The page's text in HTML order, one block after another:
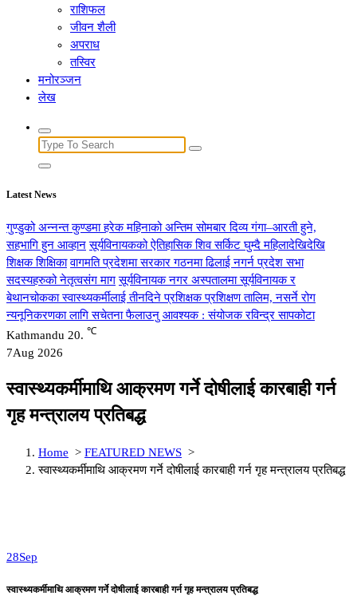
राशिफल
जीवन शैली
अपराध
तस्विर
मनोरञ्जन
लेख
Search
for:
Latest News
गुण्डुको अन्नन्त कुण्डमा हरेक महिनाको अन्तिम सोमबार दिव्य गंगा–आरती हुने,
सहभागि हुन आव्हान सूर्यविनायकको ऐतिहासिक शिव सर्किट घुम्दै महिलादेखिदेखि
शिक्षक शिक्षिका वागमति प्रदेशमा सरकार गठनमा ढिलाई नगर्न प्रदेश सभा
सदस्यहरुको नेतृत्वसंग माग सूर्यविनायक नगर अस्पतालमा सूर्यविनायक र
बेथानचोकका स्वास्थ्यकर्मीलाई तीनदिने प्रशिक्षक प्रशिक्षण तालिम, नसर्ने रोग
न्यनूनिकरणका लागि सचेतना फैलाउनु आवश्यक : संयोजक रविन्द्र सापकोटा
Kathmandu 20. ℃
7Aug 2026
स्वास्थ्यकर्मीमाथि आक्रमण गर्ने दोषीलाई कारबाही गर्न
गृह मन्त्रालय प्रतिबद्ध
Home > FEATURED NEWS >
स्वास्थ्यकर्मीमाथि आक्रमण गर्ने दोषीलाई कारबाही गर्न गृह मन्त्रालय प्रतिबद्ध
28Sep
स्वास्थ्यकर्मीमाथि आक्रमण गर्ने दोषीलाई कारबाही गर्न गृह मन्त्रालय प्रतिबद्ध